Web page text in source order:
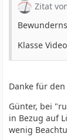
Zitat
Klasse
Danke für
Günter, bei
in Bezug auf
wenig